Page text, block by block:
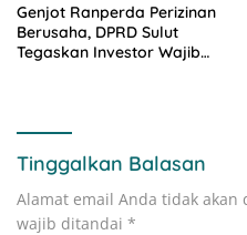
Genjot Ranperda Perizinan
Berusaha, DPRD Sulut
Tegaskan Investor Wajib
Tinggalkan Balasan
Alamat email Anda tidak akan
wajib ditandai *